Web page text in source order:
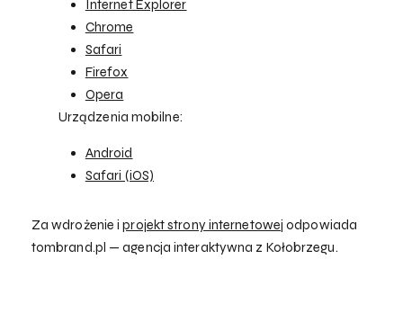
Internet Explorer
Chrome
Safari
Firefox
Opera
Urządzenia mobilne:
Android
Safari (iOS)
Za wdrożenie iprojekt strony internetowej odpowiada
tombrand.pl — agencja interaktywna z Kołobrzegu.